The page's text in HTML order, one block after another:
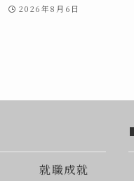
2026年8月6日
就職成就